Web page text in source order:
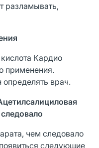
разламывать,
Кардио
применения.
врач.
чем следовало
следующие